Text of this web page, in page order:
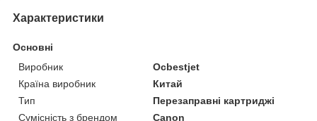
Характеристики
Основні
Виробник
Ocbestjet
Країна виробник
Китай
Тип
Перезаправні картриджі
Сумісність з брендом
Canon